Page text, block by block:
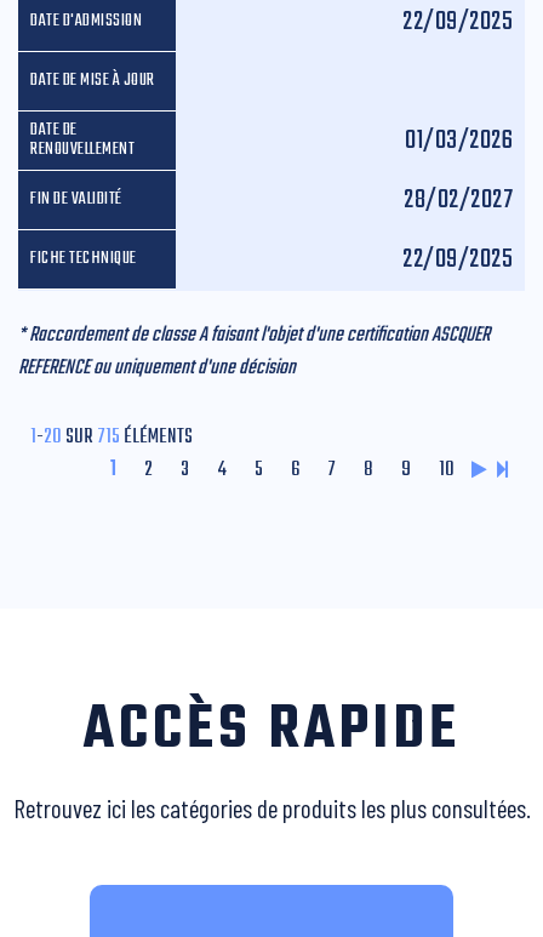
22/09/2025
01/03/2026
28/02/2027
22/09/2025
* Raccordement de classe A faisant l'objet d'une certification ASCQUER
REFERENCE ou uniquement d'une décision
1-20SUR715ÉLÉMENTS
1 2 3 4 5 6 7 8 9 10
ACCÈS RAPIDE
Retrouvez ici les catégories de produits les plus consultées.